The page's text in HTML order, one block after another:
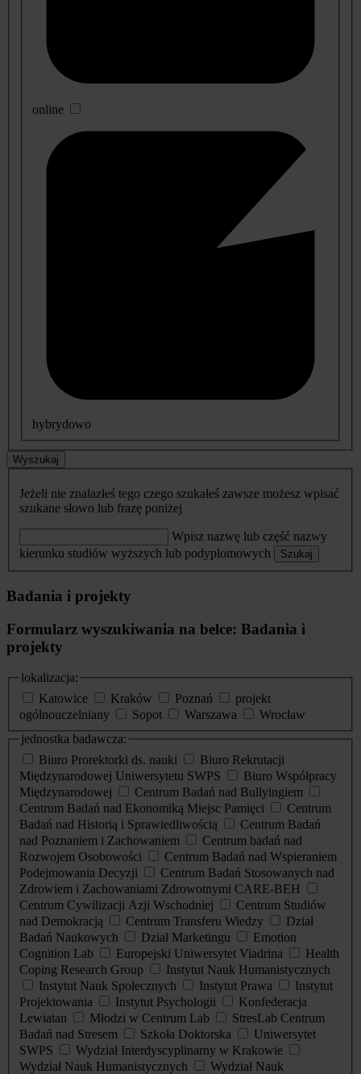
online
hybrydowo
Wyszukaj
Jeżeli nie znalazłeś tego czego szukałeś zawsze możesz wpisać
szukane słowo lub frazę poniżej
Wpisz nazwę lub część nazwy
kierunku studiów wyższych lub podyplomowych
Szukaj
Badania i projekty
Formularz wyszukiwania na belce: Badania i
projekty
lokalizacja:
Katowice
Kraków Poznań
projekt
ogólnouczelniany
Sopot Warszawa
Wrocław
jednostka badawcza:
Biuro Prorektorki ds. nauki
Biuro Rekrutacji
Międzynarodowej Uniwersytetu SWPS
Biuro Współpracy
Międzynarodowej
Centrum Badań nad Bullyingiem
Centrum Badań nad Ekonomiką Miejsc Pamięci
Centrum
Badań nad Historią i Sprawiedliwością
Centrum Badań
nad Poznaniem i Zachowaniem
Centrum badań nad
Rozwojem Osobowości
Centrum Badań nad Wspieraniem
Podejmowania Decyzji
Centrum Badań Stosowanych nad
Zdrowiem i Zachowaniami Zdrowotnymi CARE-BEH
Centrum Cywilizacji Azji Wschodniej
Centrum Studiów
nad Demokracją
Centrum Transferu Wiedzy
Dział
Badań Naukowych
Dział Marketingu
Emotion
Cognition Lab
Europejski Uniwersytet Viadrina
Health
Coping Research Group
Instytut Nauk Humanistycznych
Instytut Nauk Społecznych
Instytut Prawa
Instytut
Projektowania
Instytut Psychologii
Konfederacja
Lewiatan
Młodzi w Centrum Lab
StresLab Centrum
Badań nad Stresem
Szkoła Doktorska
Uniwersytet
SWPS
Wydział Interdyscyplinarny w Krakowie
Wydział Nauk Humanistycznych
Wydział Nauk